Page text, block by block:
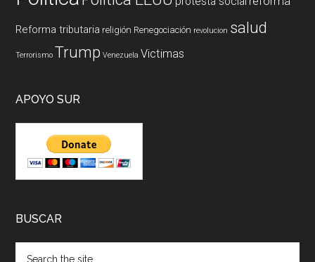
Reforma tributaria religión Renegociación revolucion salud
Terrorismo Trump Venezuela Victimas
APOYO SUR
BUSCAR